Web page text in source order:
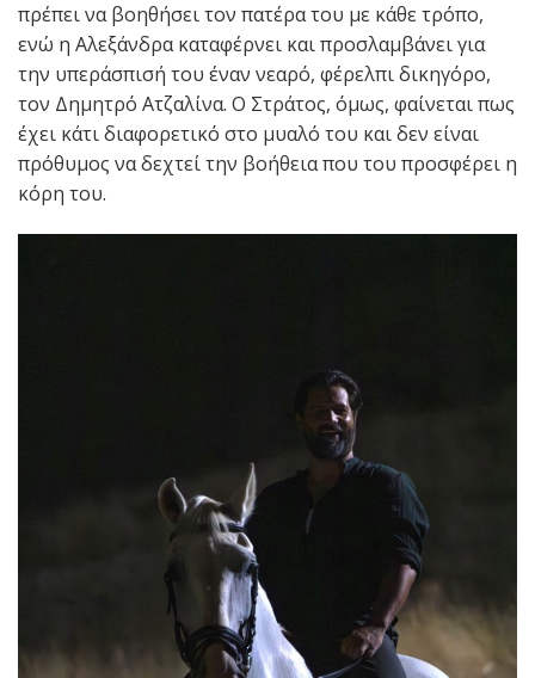
πρέπει να βοηθήσει τον πατέρα του με κάθε τρόπο,
ενώ η Αλεξάνδρα καταφέρνει και προσλαμβάνει για
την υπεράσπισή του έναν νεαρό, φέρελπι δικηγόρο,
τον Δημητρό Ατζαλίνα. Ο Στράτος, όμως, φαίνεται πως
έχει κάτι διαφορετικό στο μυαλό του και δεν είναι
πρόθυμος να δεχτεί την βοήθεια που του προσφέρει η
κόρη του.